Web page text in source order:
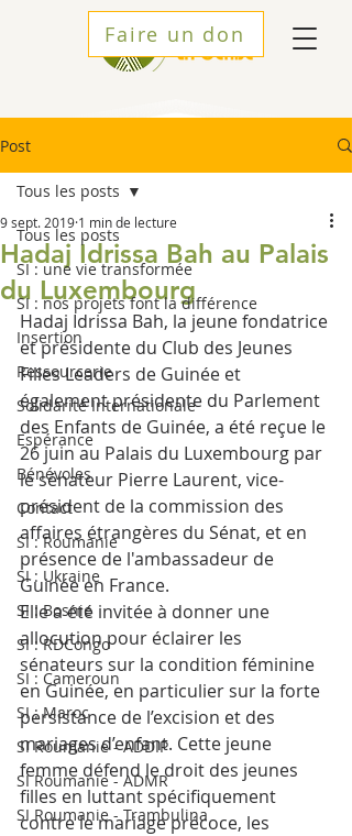
Faire un don
Post
Tous les posts
SI : une vie transformée
SI : nos projets font la différence
Insertion
Ressourcerie
Solidarité Internationale
Espérance
Bénévoles
Contact
SI : Roumanie
SI : Ukraine
SI : Bosnie
SI : RDCongo
SI : Cameroun
SI : Maroc
SI Roumanie - ADDIP
SI Roumanie - ADMR
SI Roumanie - Trambulina
Tous les posts
Hadaj Idrissa Bah au Palais
du Luxembourg
9 sept. 2019 1 min de lecture
Hadaj Idrissa Bah, la jeune fondatrice
et présidente du Club des Jeunes
Filles Leaders de Guinée et
également présidente du Parlement
des Enfants de Guinée, a été reçue le
26 juin au Palais du Luxembourg par
le sénateur Pierre Laurent, vice-
président de la commission des
affaires étrangères du Sénat, et en
présence de l'ambassadeur de
Guinée en France.
Elle a été invitée à donner une
allocution pour éclairer les
sénateurs sur la condition féminine
en Guinée, en particulier sur la forte
persistance de l’excision et des
mariages d’enfant. Cette jeune
femme défend le droit des jeunes
filles en luttant spécifiquement
contre le mariage précoce, les